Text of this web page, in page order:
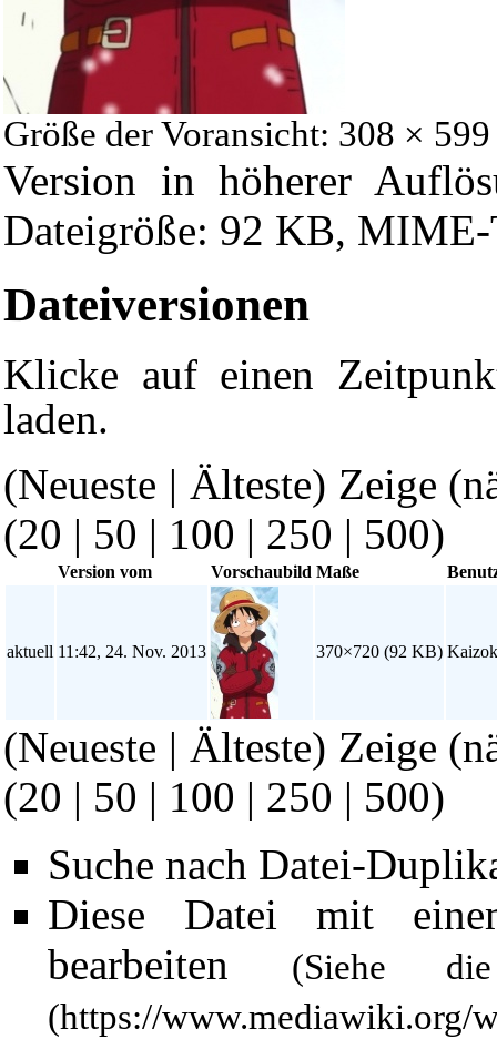
Größe der Voransicht: 308 ×
Version in höherer
Dateigröße: 92 KB,
Dateiversionen
Klicke auf einen
laden.
(Neueste | Älteste) Zeige
(20 | 50 | 100 | 250 | 500)
Version vom Vorschaubild Maße
aktuell 11:42, 24. Nov. 2013 370×720 (92 KB)
(Neueste | Älteste) Zeige
(20 | 50 | 100 | 250 | 500)
Suche nach Datei-
Diese Datei mit
bearbeiten
(Siehe